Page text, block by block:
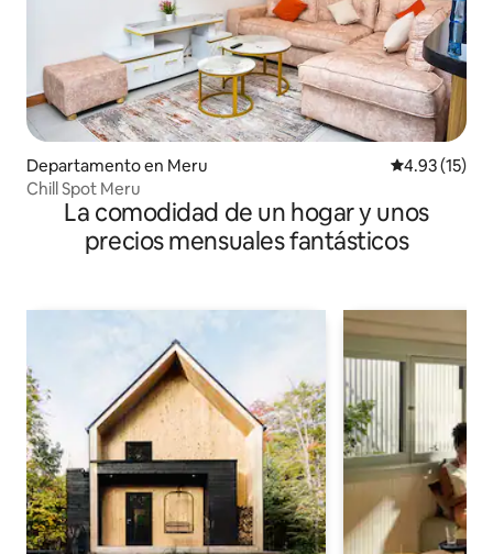
Departamento en Meru Calificación
4.93 (15)
Chill Spot Meru
La comodidad de un hogar y unos
precios mensuales fantásticos